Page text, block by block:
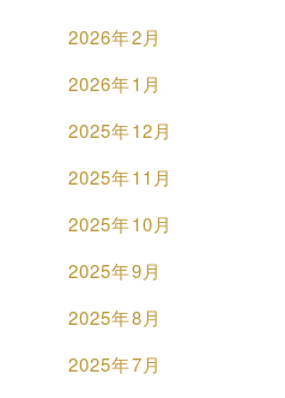
2026年2月
2026年1月
2025年12月
2025年11月
2025年10月
2025年9月
2025年8月
2025年7月